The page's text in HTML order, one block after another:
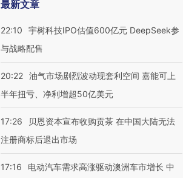
最新文章
22:10
宇树科技IPO估值600亿元 DeepSeek参
与战略配售
20:22 油气市场剧烈波动现套利空间 嘉能可上
半年扭亏、净利增超50亿美元
17:26
贝恩资本宣布收购贡茶 在中国大陆无法
注册商标后退出市场
17:16
电动汽车需求高涨驱动澳洲车市增长 中